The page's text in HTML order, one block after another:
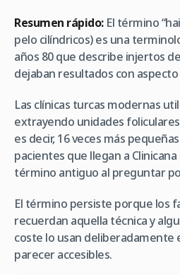
Resumen rápido:El término
pelo cilíndricos) es una
años 80 que describe injertos
dejaban resultados con aspecto
Las clínicas turcas modernas
extrayendo unidades
es decir, 16 veces más
pacientes que llegan a
término antiguo al preguntar
El término persiste porque los
recuerdan aquella técnica y
coste lo usan deliberadamente
parecer accesibles.